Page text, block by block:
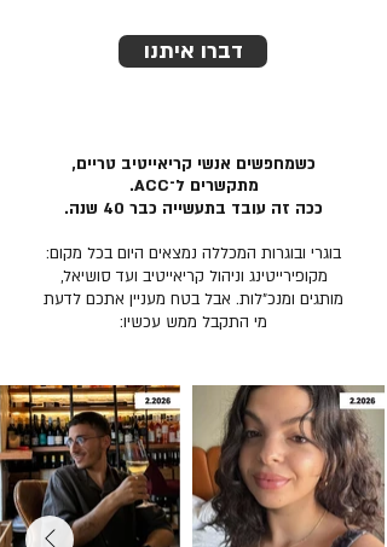
דברו איתנו
כשמחפשים אנשי קריאייטיב טריים,
מתקשרים ל־ACC.
ככה זה עובד בתעשייה כבר 40 שנה.
בוגרי ובוגרות המכללה נמצאים היום בכל מקום:
מקופירייטינג וניהול קריאייטיב ועד סושיאל,
מותגים ומנכ״לות. אבל בטח מעניין אתכם לדעת
מי התקבל ממש עכשיו: